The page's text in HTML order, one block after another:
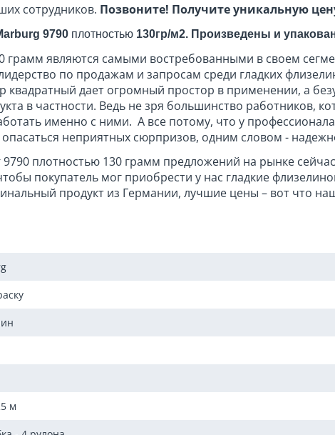
сотрудников. Позвоните! Получите уникальную
9790 плотностью 130гр/м2. Произведены и
являются самыми востребованными в своем
по продажам и запросам среди гладких
квадратный дает огромный простор в применении, а
в частности. Ведь не зря большинство работников,
именно с ними. А все потому, что у
неприятных сюрпризов, одним словом -
9790 плотностью 130 грамм предложений на рынке
покупатель мог приобрести у нас гладкие
продукт из Германии, лучшие цены – вот что
офисных, вспомогательныхпомещений для чистовой
дефекты основания. Допускается использовать
м